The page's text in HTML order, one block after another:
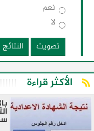
نعم
لا
تصويت
النتائج
الأكثر قراءة